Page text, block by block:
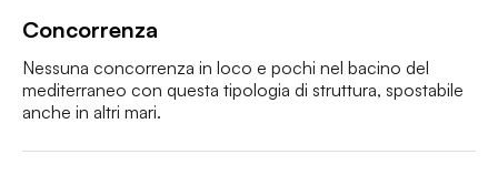
Concorrenza
Nessuna concorrenza in loco e pochi nel bacino del
mediterraneo con questa tipologia di struttura, spostabile
anche in altri mari.